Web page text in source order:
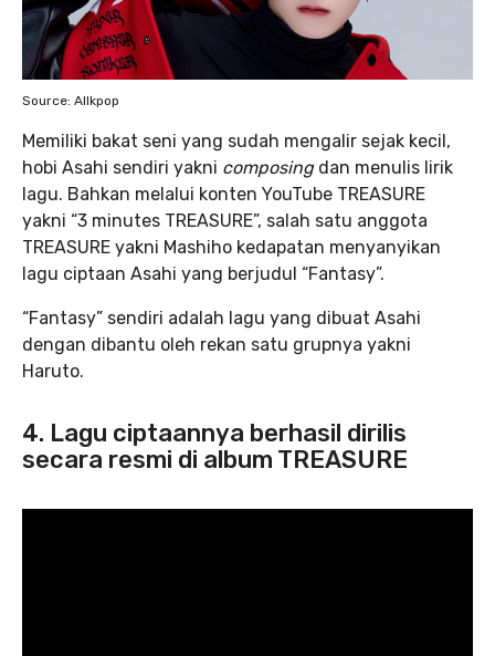
Source: Allkpop
Memiliki bakat seni yang sudah mengalir sejak kecil,
hobi Asahi sendiri yakni composingdan menulis lirik
lagu. Bahkan melalui konten YouTube TREASURE
yakni “3 minutes TREASURE”, salah satu anggota
TREASURE yakni Mashiho kedapatan menyanyikan
lagu ciptaan Asahi yang berjudul “Fantasy”.
“Fantasy” sendiri adalah lagu yang dibuat Asahi
dengan dibantu oleh rekan satu grupnya yakni
Haruto.
4. Lagu ciptaannya berhasil dirilis
secara resmi di album TREASURE